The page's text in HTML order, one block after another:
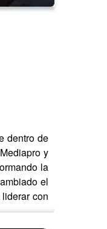
dentro de
y
la
el
con